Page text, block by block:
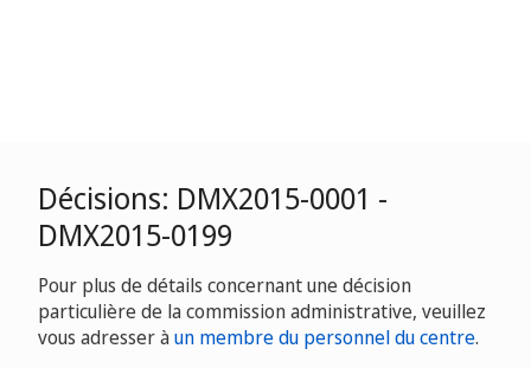
Décisions: DMX2015-0001 -
DMX2015-0199
Pour plus de détails concernant une décision
particulière de la commission administrative, veuillez
vous adresser àun membre du personnel du centre.